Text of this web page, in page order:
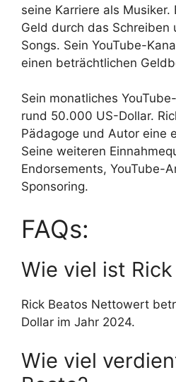
seine Karriere als Musiker.
Geld durch das Schreiben
Songs. Sein YouTube-
einen beträchtlichen
Sein monatliches
rund 50.000 US-Dollar.
Pädagoge und Autor eine
Seine weiteren
Endorsements, YouTube-
Sponsoring.
FAQs:
Wie viel ist
Rick Beatos Nettowert
Dollar im Jahr 2024.
Wie viel